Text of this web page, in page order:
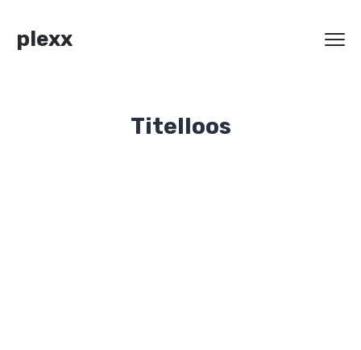
plexx
Titelloos